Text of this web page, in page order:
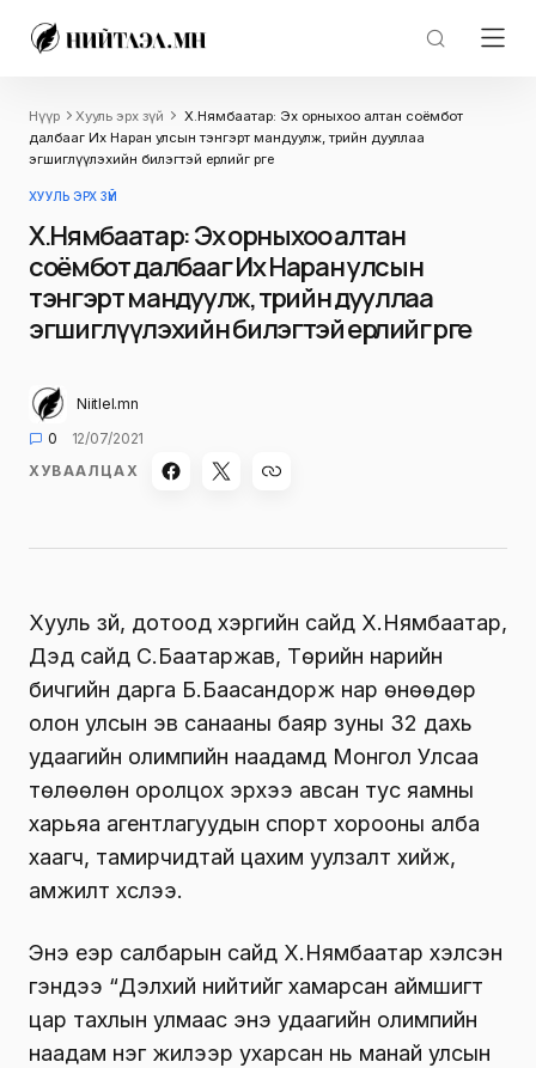
Нүүр Хууль эрх зүй
Х.Нямбаатар: Эх орныхоо алтан соёмбот
далбааг Их Наран улсын тэнгэрт мандуулж, төрийн дууллаа
эгшиглүүлэхийн билэгтэй ерөөлийг өргөе
ХУУЛЬ ЭРХ ЗҮЙ
Х.Нямбаатар: Эх орныхоо алтан
соёмбот далбааг Их Наран улсын
тэнгэрт мандуулж, төрийн дууллаа
эгшиглүүлэхийн билэгтэй ерөөлийг өргөе
Niitlel.mn
0
12/07/2021
ХУВААЛЦАХ
Хууль зүй, дотоод хэргийн сайд Х.Нямбаатар,
Дэд сайд С.Баатаржав, Төрийн нарийн
бичгийн дарга Б.Баасандорж нар өнөөдөр
олон улсын эв санааны баяр зуны 32 дахь
удаагийн олимпийн наадамд Монгол Улсаа
төлөөлөн оролцох эрхээ авсан тус яамны
харьяа агентлагуудын спорт хорооны алба
хаагч, тамирчидтай цахим уулзалт хийж,
амжилт хүслээ.
Энэ үеэр салбарын сайд Х.Нямбаатар хэлсэн
үгэндээ “Дэлхий нийтийг хамарсан аймшигт
цар тахлын улмаас энэ удаагийн олимпийн
наадам нэг жилээр ухарсан нь манай улсын